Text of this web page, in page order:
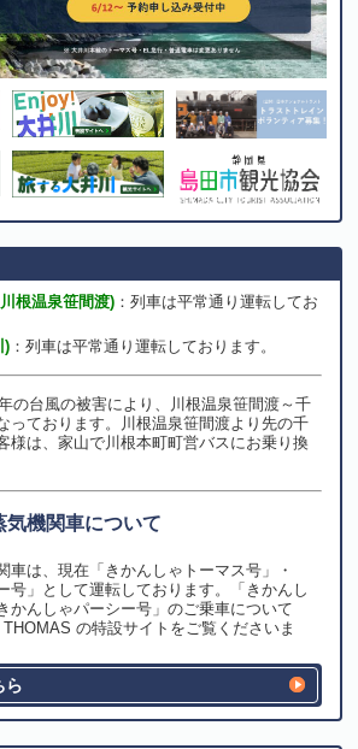
根温泉笹間渡) ：列車は平常通り運転してお
) ：列車は平常通り運転しております。
の台風の被害により、川根温泉笹間渡～千
っております。川根温泉笹間渡より先の千
様は、家山で川根本町町営バスにお乗り換
気機関車について
車は、現在「きかんしゃトーマス号」・
号」として運転しております。「きかんし
かんしゃパーシー号」のご乗車について
の特設サイトをご覧くださいま
ら